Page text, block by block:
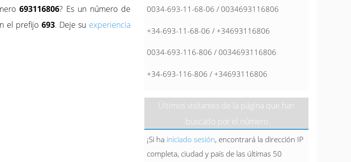
693116806? Es un número de
el prefijo 693. Deje su experiencia
0034-693-11-68-06 / 0034693116806
+34-693-11-68-06 / +34693116806
0034-693-116-806 / 0034693116806
+34-693-116-806 / +34693116806
Últimos visitantes de la página que han
buscado por el número
¡Si ha iniciado sesión, encontrará la dirección IP
completa, ciudad y país de las últimas 50